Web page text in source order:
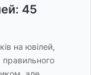
45
на ювілей,
правильного